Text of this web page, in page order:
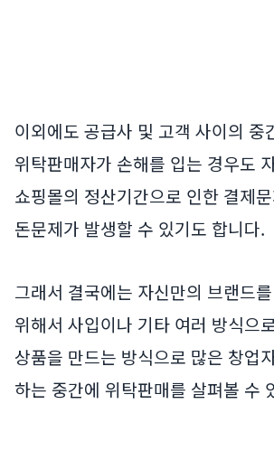
이외에도 공급사 및 고객 사이의 중
위탁판매자가 손해를 입는 경우도
쇼핑몰의 정산기간으로 인한 결제
돈문제가 발생할 수 있기도 합니다.
그래서 결국에는 자신만의 브랜드
위해서 사입이나 기타 여러 방식으
상품을 만드는 방식으로 많은 창업
하는 중간에 위탁판매를 살펴볼 수